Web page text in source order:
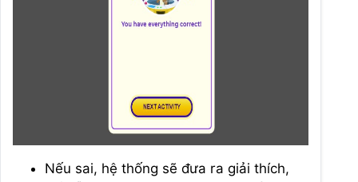
Nếu sai, hệ thống sẽ đưa ra giải thích,